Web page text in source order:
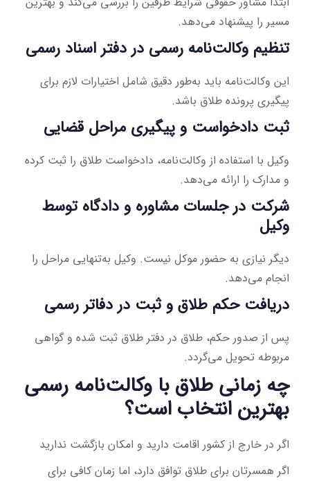
مسیر را پیشنهاد می‌دهد.
تنظیم وکالت‌نامه رسمی در دفتر اسناد رسمی
این وکالت‌نامه باید به‌طور دقیق شامل اختیارات لازم برای
پیگیری پرونده طلاق باشد.
ثبت دادخواست و پیگیری مراحل قضایی
وکیل با استفاده از وکالت‌نامه، دادخواست طلاق را ثبت کرده
و مدارک را ارائه می‌دهد.
شرکت در جلسات مشاوره و دادگاه توسط
وکیل
دیگر نیازی به حضور موکل نیست. وکیل به‌تنهایی مراحل را
انجام می‌دهد.
دریافت حکم طلاق و ثبت در دفاتر رسمی
پس از صدور حکم، طلاق در دفتر طلاق ثبت شده و گواهی
مربوطه تحویل می‌گردد.
چه زمانی طلاق با وکالت‌نامه رسمی
بهترین انتخاب است؟
اگر در خارج از کشور اقامت دارید و امکان بازگشت ندارید
اگر همسرتان برای طلاق توافق دارد، اما زمان کافی برای